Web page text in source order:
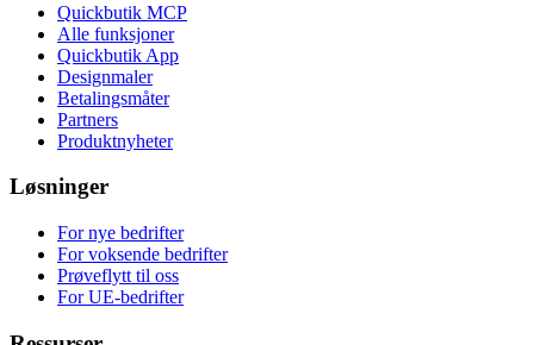
Quickbutik MCP
Alle funksjoner
Quickbutik App
Designmaler
Betalingsmåter
Partners
Produktnyheter
Løsninger
For nye bedrifter
For voksende bedrifter
Prøveflytt til oss
For UE-bedrifter